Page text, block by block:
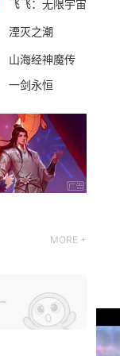
飞飞：无限宇宙
湮灭之潮
山海经神魔传
一剑永恒
MORE +
回合